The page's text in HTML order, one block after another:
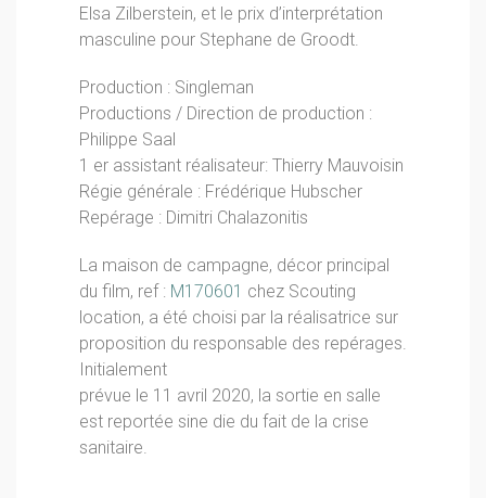
Elsa Zilberstein, et le prix d’interprétation
masculine pour Stephane de Groodt.
Production : Singleman
Productions / Direction de production :
Philippe Saal
1 er assistant réalisateur: Thierry Mauvoisin
Régie générale : Frédérique Hubscher
Repérage : Dimitri Chalazonitis
La maison de campagne, décor principal
du film, ref : M170601 chez Scouting
location, a été choisi par la réalisatrice sur
proposition du responsable des repérages.
Initialement
prévue le 11 avril 2020, la sortie en salle
est reportée sine die du fait de la crise
sanitaire.